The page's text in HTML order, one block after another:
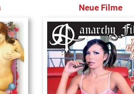
Neue Filme